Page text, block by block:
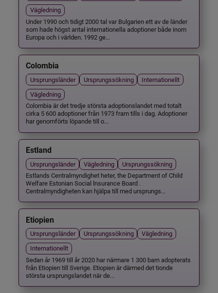
Vägledning
Under 1990 och tidigt 2000 tal var Bulgarien ett av de länder
som hade högst antal internationella adoptioner både inom
Europa och i världen. 1992 ge...
Colombia
Ursprungsländer Ursprungssökning
Internationellt
Vägledning
Colombia är det tredje största adoptionslandet med totalt
cirka 5 600 adoptioner från 1973 fram tills i dag. Adoptioner
har genomförts löpande till o...
Estland
Ursprungsländer Vägledning
Ursprungssökning
Estlands Centralmyndighet heter, the Department of Child
Welfare Estonian Social lnsurance Board .
Centralmyndigheten kan hjälpa till med ursprungs...
Etiopien
Ursprungsländer Ursprungssökning
Vägledning
Internationellt
Sedan år 1969 till år 2020 har närmare 1 300 barn adopterats
från Etiopien till Sverige. Etiopien är därmed det tionde
största ursprungslandet när de...